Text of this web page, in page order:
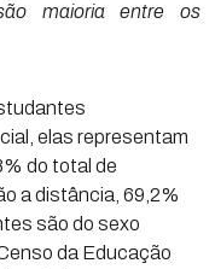
maioria entre os
elas representam
do total de
a distância, 69,2%
são do sexo
da Educação